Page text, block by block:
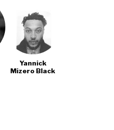
Yannick
Mizero Black